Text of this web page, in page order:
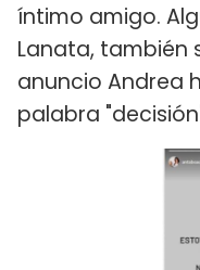
íntimo amigo.
Lanata, también
anuncio Andrea
palabra